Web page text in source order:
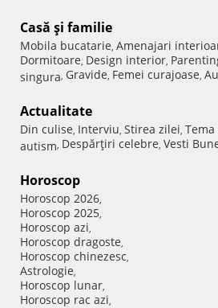
Casă şi familie
Mobila bucatarie, Amenajari
Dormitoare, Design interior,
singura, Gravide, Femei curajoase,
Actualitate
Din culise, Interviu, Stirea zilei,
autism, Despărţiri celebre, Vesti
Horoscop
Horoscop 2026,
Horoscop 2025,
Horoscop azi,
Horoscop dragoste,
Horoscop chinezesc,
Astrologie,
Horoscop lunar,
Horoscop rac azi,